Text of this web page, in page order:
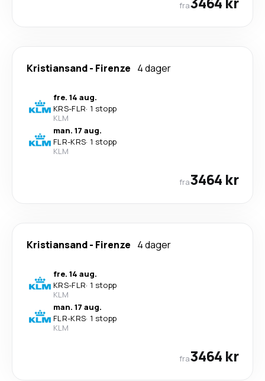
fra
Kristiansand- Firenze 4 dager
fre. 14 aug.
KRS-FLR· 1 stopp
KLM
man. 17 aug.
FLR-KRS· 1 stopp
KLM
fra3464 kr
Kristiansand- Firenze 4 dager
fre. 14 aug.
KRS-FLR· 1 stopp
KLM
man. 17 aug.
FLR-KRS· 1 stopp
KLM
fra3464 kr